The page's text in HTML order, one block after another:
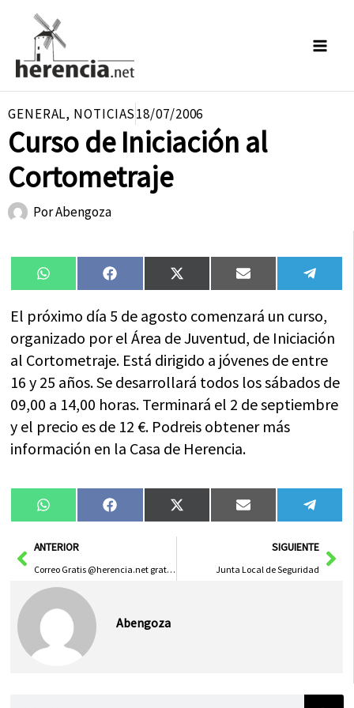
contenido
GENERAL, NOTICIAS18/07/2006
Curso de Iniciación al
Cortometraje
PorAbengoza
Compartir
en
WhatsAppCompartir
en
FacebookCompartir
en
X
(Twitter)
Compartir
en
Email
en
El próximo día 5 de agosto comenzará un curso,
organizado por el Área de Juventud, de Iniciación
al Cortometraje. Está dirigido a jóvenes de entre
16 y 25 años. Se desarrollará todos los sábados de
09,00 a 14,00 horas. Terminará el 2 de septiembre
y el precio es de 12 €. Podreis obtener más
información en la Casa de Herencia.
Compartir
en
WhatsAppCompartir
en
FacebookCompartir
en
X
(Twitter)
Compartir
en
Email
en
AntANTERIOR
Correo Gratis @herencia.net gratis a Google Gmail
SIGUIENTE
Junta Local de Seguridad
Abengoza